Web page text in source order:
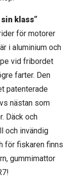
klass”
för motorer
i aluminium och
vid fribordet
farter. Den
patenterade
nästan som
Däck och
och invändig
för fiskaren finns
gummimattor